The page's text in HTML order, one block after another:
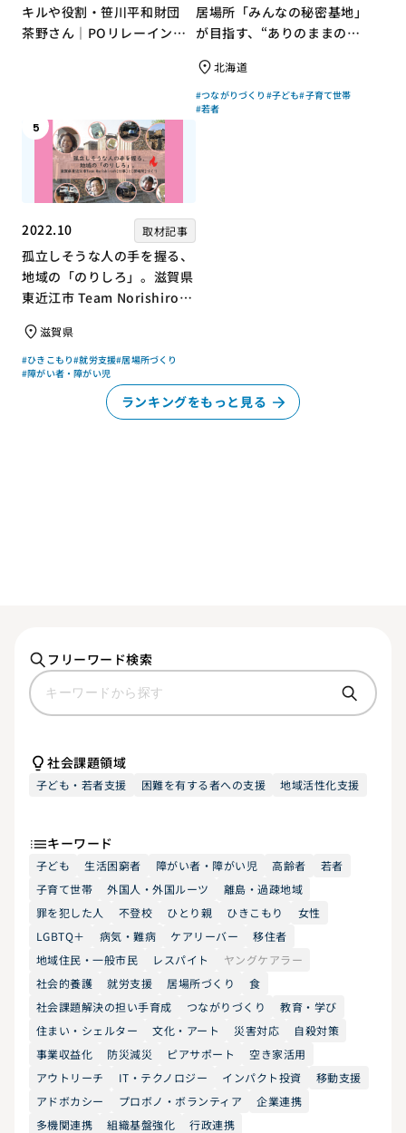
キルや役割・笹川平和財団
茶野さん｜POリレーインタ
居場所「みんなの秘密基地」
が目指す、“ありのままの自
ィづくり
北海道
#つながりづくり #子ども#子育て世帯
#若者
5
2022.10 取材記事
孤立しそうな人の手を握る、
地域の「のりしろ」。滋賀県
東近江市 Team Norishiroの
滋賀県
#ひきこもり#就労支援#居場所づくり
#障がい者・障がい児
ランキングをもっと見る
フリーワード検索
社会課題領域
子ども・若者支援 困難を有する者への支援 地域活性化支援
キーワード
子ども 生活困窮者 障がい者・障がい児 高齢者
若者
子育て世帯
外国人・外国ルーツ
離島・過疎地域
罪を犯した人
不登校 ひとり親 ひきこもり
女性
LGBTQ＋
病気・難病 ケアリーバー
移住者
地域住民・一般市民
レスパイト
ヤングケアラー
社会的養護
就労支援 居場所づくり
食
社会課題解決の担い手育成
つながりづくり
教育・学び
住まい・シェルター
文化・アート 災害対応
自殺対策
事業収益化
防災減災 ピアサポート
空き家活用
アウトリーチ
IT・テクノロジー インパクト投資
移動支援
アドボカシー
プロボノ・ボランティア
企業連携
多機関連携
組織基盤強化
行政連携